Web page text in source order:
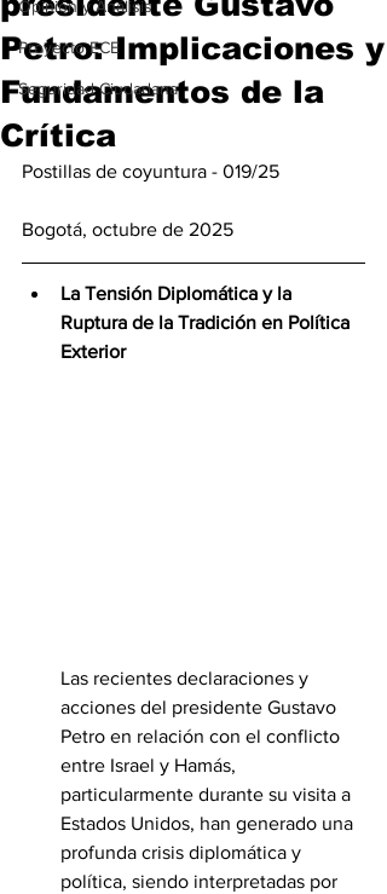
Opinión y Análisis
Proyecto ECE
Seguridad Ciudadana
Petro: Implicaciones y
Fundamentos de la
Crítica
Postillas de coyuntura - 019/25
Bogotá, octubre de 2025
La Tensión Diplomática y la
Ruptura de la Tradición en Política
Exterior
Las recientes declaraciones y
acciones del presidente Gustavo
Petro en relación con el conflicto
entre Israel y Hamás,
particularmente durante su visita a
Estados Unidos, han generado una
profunda crisis diplomática y
política, siendo interpretadas por